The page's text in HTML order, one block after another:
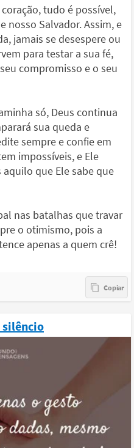
tudo é possível,
nosso Salvador. Assim, e
jamais se desespere ou
para testar a sua fé,
compromisso e o seu
só, Deus continua
sua queda e
sempre e confie em
impossíveis, e Ele
que Ele sabe que
nas batalhas que travar
o otimismo, pois a
apenas a quem crê!
silêncio